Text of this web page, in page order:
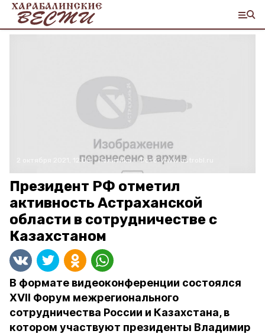
2 октября 2021, 12:00 Политика Фото:www.astrobl.ru
Президент РФ отметил
активность Астраханской
области в сотрудничестве с
Казахстаном
В формате видеоконференции состоялся
XVII Форум межрегионального
сотрудничества России и Казахстана, в
котором участвуют президенты Владимир